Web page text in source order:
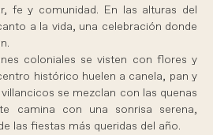
fe y comunidad. En las alturas del
a la vida, una celebración donde
coloniales se visten con flores y
histórico huelen a canela, pan y
se mezclan con las quenas
camina con una sonrisa serena,
las fiestas más queridas del año.